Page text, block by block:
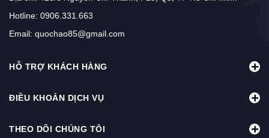
Hotline: 0906.331.663
Email: quochao85@gmail.com
HỖ TRỢ KHÁCH HÀNG
ĐIỀU KHOẢN DỊCH VỤ
THEO DÕI CHÚNG TÔI